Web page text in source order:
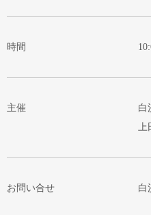
時間
主催
白
お問い合せ 白